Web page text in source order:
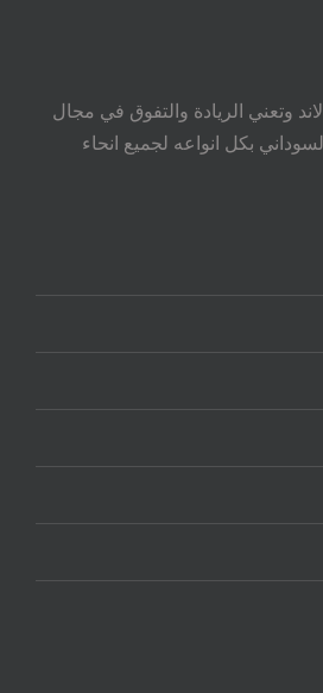
وتعني الريادة والتفوق في مجال
بكل انواعه لجميع انحاء